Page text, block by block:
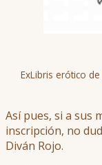
ExLibris erótico
Así pues, si a sus
inscripción, no
Diván Rojo.